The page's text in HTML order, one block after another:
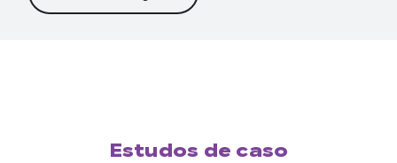
Estudos de caso